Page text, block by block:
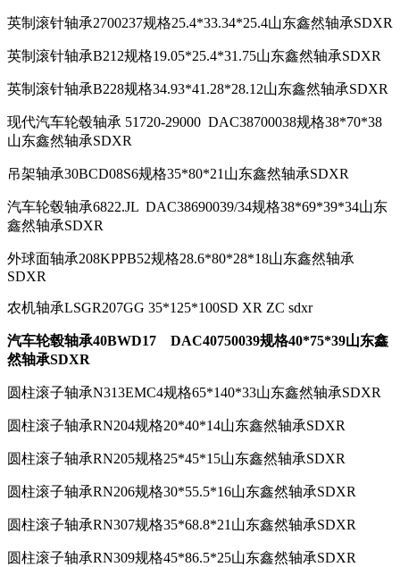
英制滚针轴承2700237规格25.4*33.34*25.4山东鑫然轴承SDXR
英制滚针轴承B212规格19.05*25.4*31.75山东鑫然轴承SDXR
英制滚针轴承B228规格34.93*41.28*28.12山东鑫然轴承SDXR
现代汽车轮毂轴承 51720-29000 DAC38700038规格38*70*38
山东鑫然轴承SDXR
吊架轴承30BCD08S6规格35*80*21山东鑫然轴承SDXR
汽车轮毂轴承6822.JL DAC38690039/34规格38*69*39*34山东
鑫然轴承SDXR
外球面轴承208KPPB52规格28.6*80*28*18山东鑫然轴承
SDXR
农机轴承LSGR207GG 35*125*100SD XR ZC sdxr
汽车轮毂轴承40BWD17 DAC40750039规格40*75*39山东鑫
然轴承SDXR
圆柱滚子轴承N313EMC4规格65*140*33山东鑫然轴承SDXR
圆柱滚子轴承RN204规格20*40*14山东鑫然轴承SDXR
圆柱滚子轴承RN205规格25*45*15山东鑫然轴承SDXR
圆柱滚子轴承RN206规格30*55.5*16山东鑫然轴承SDXR
圆柱滚子轴承RN307规格35*68.8*21山东鑫然轴承SDXR
圆柱滚子轴承RN309规格45*86.5*25山东鑫然轴承SDXR